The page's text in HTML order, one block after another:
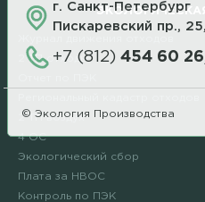
г. Санкт-Петербург
Пискаревский пр.,
+7 (812) 454 60
© Экология Производства
2 ТП отходы
2 ТП воздух
4 ОС
Экологический сбор
Плата за НВОС
Контроль по ПЭК